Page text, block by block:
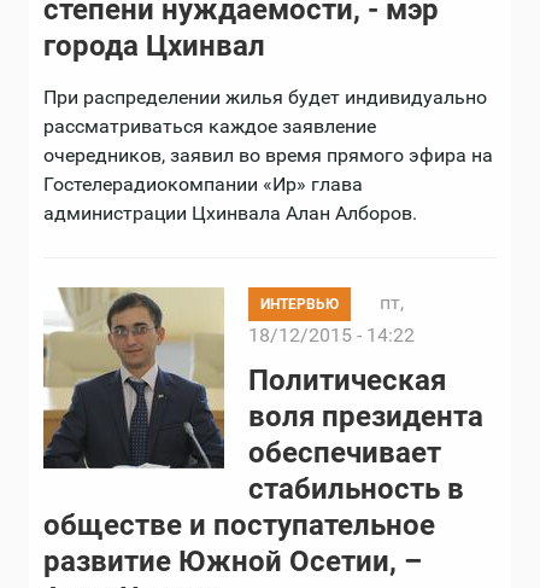
степени нуждаемости, - мэр
города Цхинвал
При распределении жилья будет индивидуально
рассматриваться каждое заявление
очередников, заявил во время прямого эфира на
Гостелерадиокомпании «Ир» глава
администрации Цхинвала Алан Алборов.
ИНТЕРВЬЮ
пт,
18/12/2015 - 14:22
Политическая
воля президента
обеспечивает
стабильность в
обществе и поступательное
развитие Южной Осетии, –